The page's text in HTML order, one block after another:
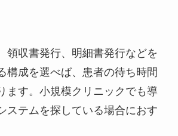
領収書発行、明細書発行などを
構成を選べば、患者の待ち時間
ます。小規模クリニックでも導
ステムを探している場合におす